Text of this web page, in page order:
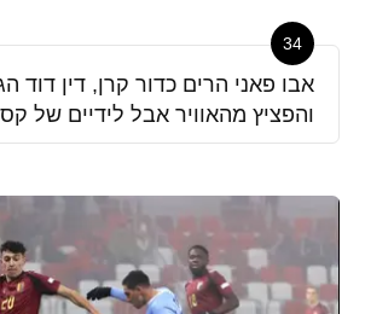
34
אבו פאני הרים כדור קרן, דין דוד
והפציץ מהאוויר אבל לידיים של